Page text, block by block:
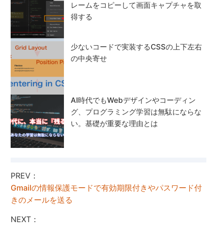
レームをコピーして画面キャプチャを取
得する
少ないコードで実装するCSSの上下左右
の中央寄せ
AI時代でもWebデザインやコーディン
グ、プログラミング学習は無駄にならな
い。基礎が重要な理由とは
PREV：
Gmailの情報保護モードで有効期限付きやパスワード付
きのメールを送る
NEXT：